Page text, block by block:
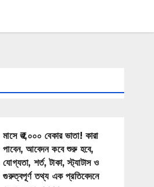
মাসে ₹৩,০০০ বেকার ভাতা! কারা
পাবেন, আবেদন কবে শুরু হবে,
যোগ্যতা, শর্ত, টাকা, স্ট্যাটাস ও
গুরুত্বপূর্ণ তথ্য এক প্রতিবেদনে